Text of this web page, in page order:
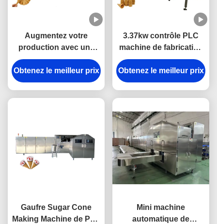
Augmentez votre
production avec une
machine de fabrication
de cônes de sucre mini
à haute productivité
Obtenez le meilleur prix
3.37kw contrôle PLC
machine de fabrication
de cône de sucre
entièrement
automatique en acier
Obtenez le meilleur prix
Gaufre Sugar Cone
Making Machine de PLC
Mini machine
automatique de